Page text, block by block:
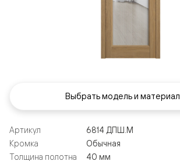
Артикул
6814 ДПШ.М
Кромка
Обычная
Толщина полотна
40 мм
Выбрать модель и материал